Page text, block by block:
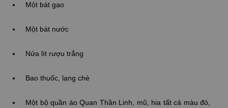
Một bát gạo
Một bát nước
Nửa lít rượu trắng
Bao thuốc, lạng chè
Một bộ quần áo Quan Thần Linh, mũ, hia tất cả màu đỏ,